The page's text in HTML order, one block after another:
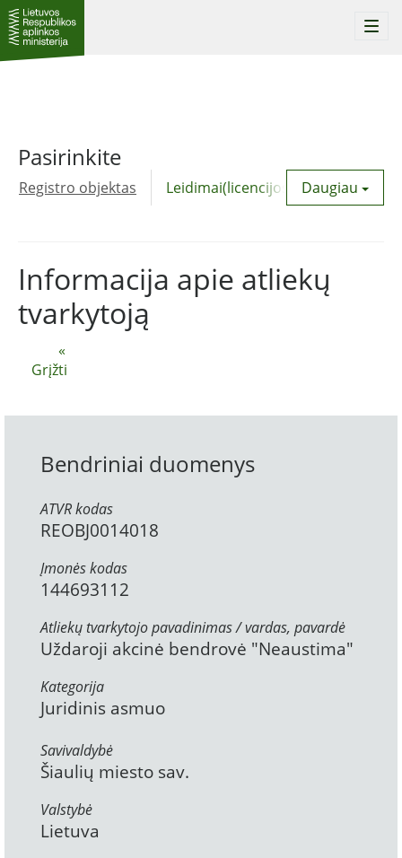
Pasirinkite
Registro objektas Leidimai(licencijos) Daugiau
«
Grįžti
Informacija apie atliekų
tvarkytoją
Bendriniai duomenys
ATVR kodas
REOBJ0014018
Įmonės kodas
144693112
Atliekų tvarkytojo pavadinimas / vardas, pavardė
Uždaroji akcinė bendrovė "Neaustima"
Kategorija
Juridinis asmuo
Savivaldybė
Šiaulių miesto sav.
Valstybė
Lietuva